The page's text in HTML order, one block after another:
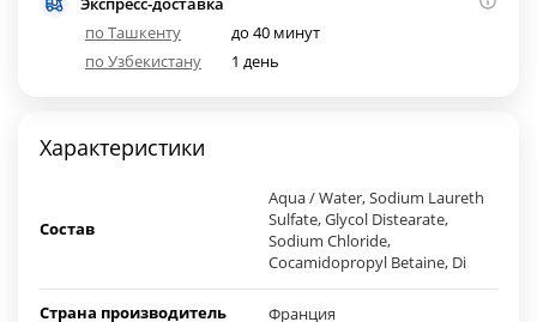
по Ташкенту
до 40 минут
по Узбекистану
1 день
Характеристики
Состав
Aqua / Water, Sodium Laureth
Sulfate, Glycol Distearate,
Sodium Chloride,
Cocamidopropyl Betaine, Di
Страна производитель Франция